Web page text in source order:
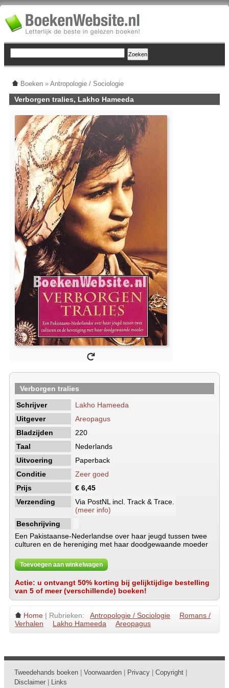
Boeken » Antropologie / Sociologie
Verborgen tralies, Lakho Hameeda
Verborgen tralies
Schrijver
Lakho Hameeda
Uitgever
Areopagus
Bladzijden
220
Taal
Nederlands
Uitvoering
Paperback
Conditie
Zeer goed
Prijs
€ 6,45
Verzending
Via PostNL incl. Track & Trace.
(meer info)
Beschrijving
Een Pakistaanse-Nederlandse over haar jeugd tussen twee
culturen en de hereniging met haar doodgewaande moeder
Toevoegen aan winkelwagen
Actie: u ontvangt 50% korting bij gelijktijdige bestelling
van 5 of meer (verschillende) boeken!
Home | Rubrieken: Antropologie / Sociologie
Romans /
Verhalen
Lakho Hameeda Areopagus
Tweedehands boeken Voorwaarden Privacy Copyright
Disclaimer
Links